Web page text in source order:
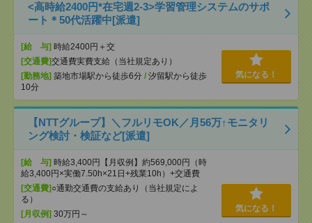
<高時給2400円*在宅週2-3>学習管理システムのサポ
ート＊50代活躍中[派遣]
[給 与] 時給2400円＋交
[交通費]交通費実費支給（当社規定あり）
[勤務地] 築地市場駅から徒歩6分 / 汐留駅から徒歩
10分
気になる！
【NTTグループ】＼フルリモOK／月56万↑モニタリ
ング検討・検証など[派遣]
[給 与] 時給3,400円【月収例】約569,000円（時
給3,400円×実働7.50h×21日+残業10h）+交通費
[交通費] ○通勤交通費の支給あり（当社規定によ
る）
[月収例] 30万円～
気になる！